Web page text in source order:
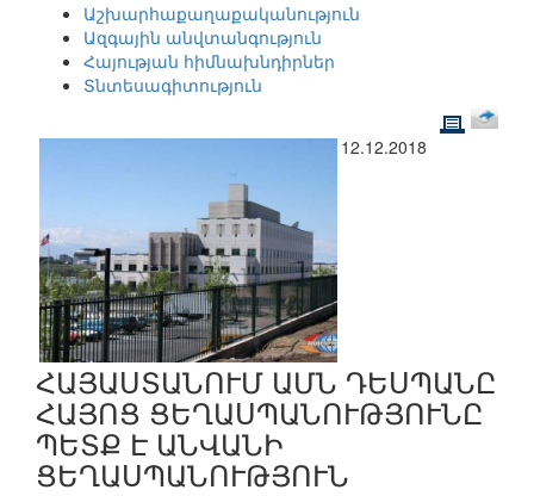
Աշխարհաքաղաքականություն
Ազգային անվտանգություն
Հայության հիմնախնդիրներ
Տնտեսագիտություն
12.12.2018
ՀԱՅԱՍՏԱՆՈՒՄ ԱՄՆ ԴԵՍՊԱՆԸ
ՀԱՅՈՑ ՑԵՂԱՍՊԱՆՈՒԹՅՈՒՆԸ
ՊԵՏՔ Է ԱՆՎԱՆԻ
ՑԵՂԱՍՊԱՆՈՒԹՅՈՒՆ